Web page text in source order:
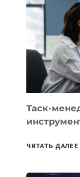
ПО
Таск-
ЧИТАТЬ ДАЛЕЕ